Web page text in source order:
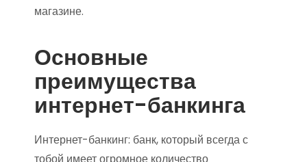
магазине.
Основные
преимущества
интернет-банкинга
Интернет-банкинг: банк, который всегда с